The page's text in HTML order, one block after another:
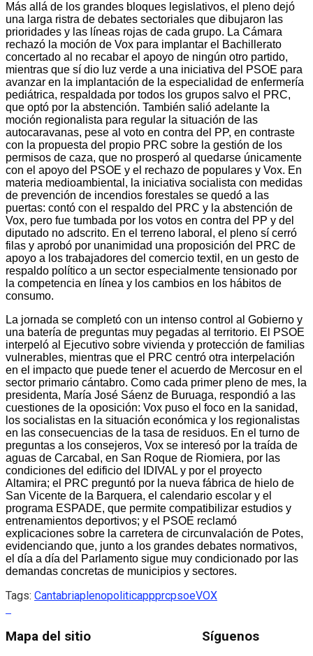
Más allá de los grandes bloques legislativos, el pleno dejó
una larga ristra de debates sectoriales que dibujaron las
prioridades y las líneas rojas de cada grupo. La Cámara
rechazó la moción de Vox para implantar el Bachillerato
concertado al no recabar el apoyo de ningún otro partido,
mientras que sí dio luz verde a una iniciativa del PSOE para
avanzar en la implantación de la especialidad de enfermería
pediátrica, respaldada por todos los grupos salvo el PRC,
que optó por la abstención. También salió adelante la
moción regionalista para regular la situación de las
autocaravanas, pese al voto en contra del PP, en contraste
con la propuesta del propio PRC sobre la gestión de los
permisos de caza, que no prosperó al quedarse únicamente
con el apoyo del PSOE y el rechazo de populares y Vox. En
materia medioambiental, la iniciativa socialista con medidas
de prevención de incendios forestales se quedó a las
puertas: contó con el respaldo del PRC y la abstención de
Vox, pero fue tumbada por los votos en contra del PP y del
diputado no adscrito. En el terreno laboral, el pleno sí cerró
filas y aprobó por unanimidad una proposición del PRC de
apoyo a los trabajadores del comercio textil, en un gesto de
respaldo político a un sector especialmente tensionado por
la competencia en línea y los cambios en los hábitos de
consumo.
La jornada se completó con un intenso control al Gobierno y
una batería de preguntas muy pegadas al territorio. El PSOE
interpeló al Ejecutivo sobre vivienda y protección de familias
vulnerables, mientras que el PRC centró otra interpelación
en el impacto que puede tener el acuerdo de Mercosur en el
sector primario cántabro. Como cada primer pleno de mes, la
presidenta, María José Sáenz de Buruaga, respondió a las
cuestiones de la oposición: Vox puso el foco en la sanidad,
los socialistas en la situación económica y los regionalistas
en las consecuencias de la tasa de residuos. En el turno de
preguntas a los consejeros, Vox se interesó por la traída de
aguas de Carcabal, en San Roque de Riomiera, por las
condiciones del edificio del IDIVAL y por el proyecto
Altamira; el PRC preguntó por la nueva fábrica de hielo de
San Vicente de la Barquera, el calendario escolar y el
programa ESPADE, que permite compatibilizar estudios y
entrenamientos deportivos; y el PSOE reclamó
explicaciones sobre la carretera de circunvalación de Potes,
evidenciando que, junto a los grandes debates normativos,
el día a día del Parlamento sigue muy condicionado por las
demandas concretas de municipios y sectores.
Tags: CantabriaplenopoliticappprcpsoeVOX
Mapa del sitio Síguenos